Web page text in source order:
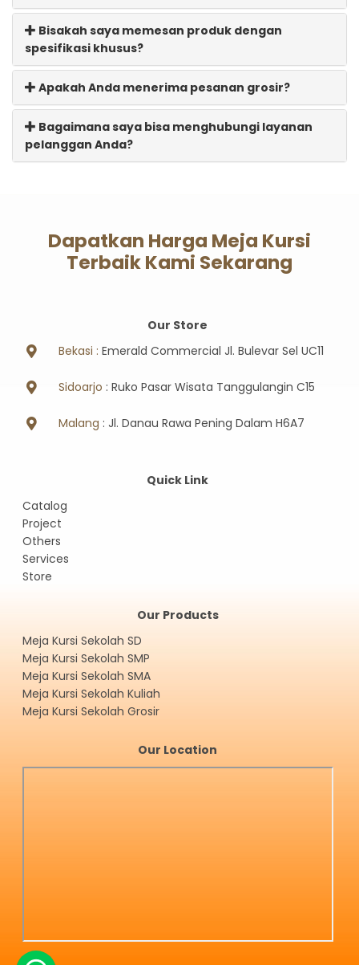
Bisakah saya memesan produk dengan
spesifikasi khusus?
Apakah Anda menerima pesanan grosir?
Bagaimana saya bisa menghubungi layanan
pelanggan Anda?
Dapatkan Harga Meja Kursi
Terbaik Kami Sekarang
Our Store
Bekasi : Emerald Commercial Jl. Bulevar Sel UC11
Sidoarjo : Ruko Pasar Wisata Tanggulangin C15
Malang : Jl. Danau Rawa Pening Dalam H6A7
Quick Link
Catalog
Project
Others
Services
Store
Our Products
Meja Kursi Sekolah SD
Meja Kursi Sekolah SMP
Meja Kursi Sekolah SMA
Meja Kursi Sekolah Kuliah
Meja Kursi Sekolah Grosir
Our Location